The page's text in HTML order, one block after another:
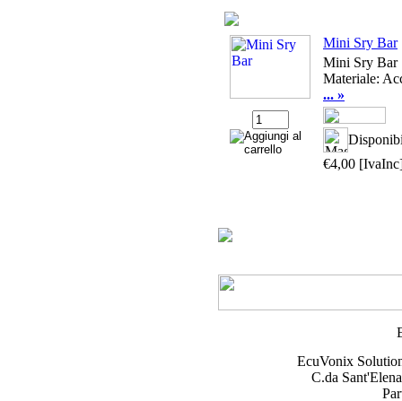
Mini Sry Bar
Mini Sry Bar
Materiale:
... »
€4,00
EcuVonix
C.da